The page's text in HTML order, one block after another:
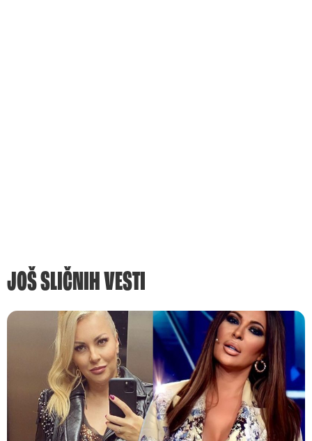
JOŠ SLIČNIH VESTI